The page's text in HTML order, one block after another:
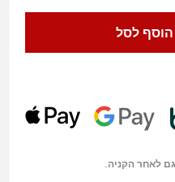
הוסף לסל
גם לאחר הקניה.